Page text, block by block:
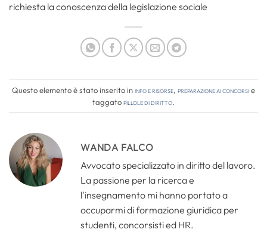
richiesta la conoscenza della legislazione sociale
Questo elemento è stato inserito inInfo e risorse, Preparazione ai concorsie
taggatopillole di diritto.
WANDA FALCO
Avvocato specializzato in diritto del lavoro.
La passione per la ricerca e
l'insegnamento mi hanno portato a
occuparmi di formazione giuridica per
studenti, concorsisti ed HR.